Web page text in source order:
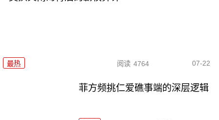
最热 阅读 4764 07-22
菲方频挑仁爱礁事端的深层逻辑